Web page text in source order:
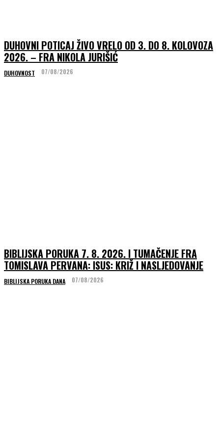
DUHOVNI POTICAJ ŽIVO VRELO OD 3. DO 8. KOLOVOZA
2026. – FRA NIKOLA JURIŠIĆ
DUHOVNOST 07/08/2026
BIBLIJSKA PORUKA 7. 8. 2026. I TUMAČENJE FRA
TOMISLAVA PERVANA: ISUS: KRIŽ I NASLJEDOVANJE
BIBLIJSKA PORUKA DANA 07/08/2026